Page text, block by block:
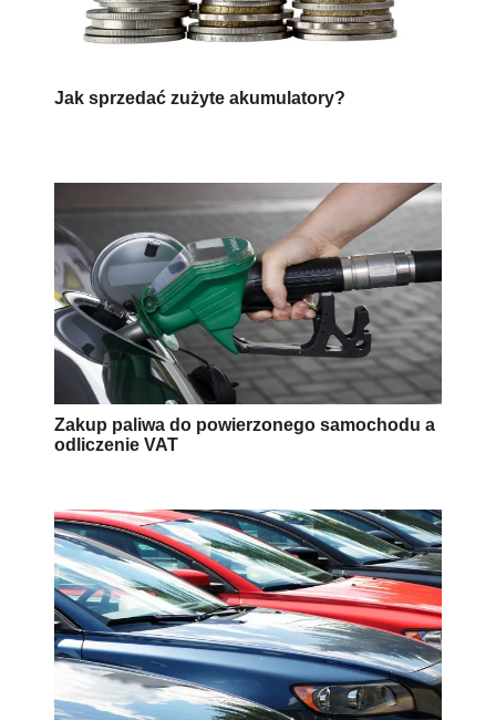
Jak sprzedać zużyte akumulatory?
Zakup paliwa do powierzonego samochodu a
odliczenie VAT